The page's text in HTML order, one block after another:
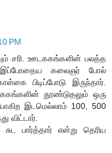
PM
சரி. ஊடககங்களின் பலத்த
இப்போதைய கலைஞர் போல்
பிடிப்போடு இருந்தார்.
தூண்டுதலும் ஒரு
இடமெல்லாம் 100, 500
விட்டார்.
பார்த்தார் என்று தெரிய